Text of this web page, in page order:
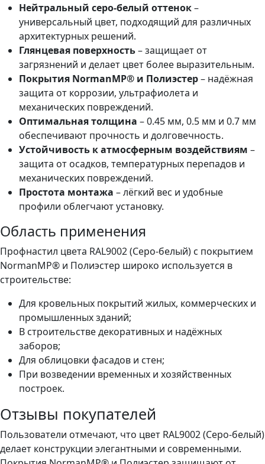
Нейтральный серо-белый оттенок–
универсальный цвет, подходящий для различных
архитектурных решений.
Глянцевая поверхность– защищает от
загрязнений и делает цвет более выразительным.
Покрытия NormanMP® и Полиэстер– надёжная
защита от коррозии, ультрафиолета и
механических повреждений.
Оптимальная толщина – 0.45 мм, 0.5 мм и 0.7 мм
обеспечивают прочность и долговечность.
Устойчивость к атмосферным воздействиям –
защита от осадков, температурных перепадов и
механических повреждений.
Простота монтажа – лёгкий вес и удобные
профили облегчают установку.
Область применения
Профнастил цвета RAL9002 (Серо-белый) с покрытием
NormanMP® и Полиэстер широко используется в
строительстве:
Для кровельных покрытий жилых, коммерческих и
промышленных зданий;
В строительстве декоративных и надёжных
заборов;
Для облицовки фасадов и стен;
При возведении временных и хозяйственных
построек.
Отзывы покупателей
Пользователи отмечают, что цвет RAL9002 (Серо-белый)
делает конструкции элегантными и современными.